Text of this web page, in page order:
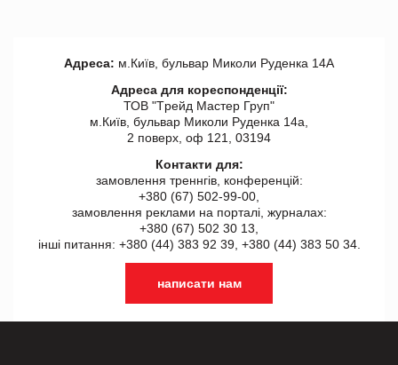
Адреса: м.Київ, бульвар Миколи Руденка 14А
Адреса для кореспонденції:
ТОВ "Tрейд Мастер Груп"
м.Київ, бульвар Миколи Руденка 14а,
2 поверх, оф 121, 03194
Контакти для:
замовлення треннгів, конференцій:
+380 (67) 502-99-00,
замовлення реклами на порталі, журналах:
+380 (67) 502 30 13,
інші питання: +380 (44) 383 92 39, +380 (44) 383 50 34.
написати нам